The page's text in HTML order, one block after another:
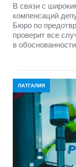
В связи с
компенсаций
Бюро по
проверит все
в
ЛАТГАЛИЯ